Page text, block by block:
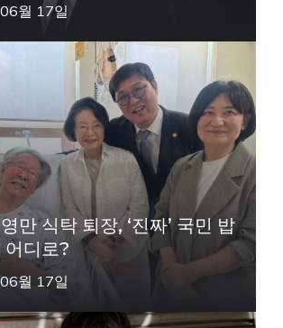
월 17일
만 식탁 퇴장, ‘진짜’ 국민 밥
어디로?
월 17일